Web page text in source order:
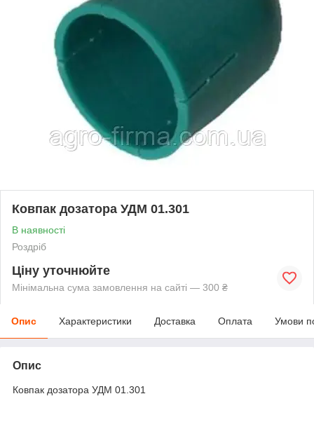
Ковпак дозатора УДМ 01.301
В наявності
Роздріб
Ціну уточнюйте
Мінімальна сума замовлення на сайті — 300 ₴
Опис Характеристики Доставка Оплата Умови
Опис
Ковпак дозатора УДМ 01.301